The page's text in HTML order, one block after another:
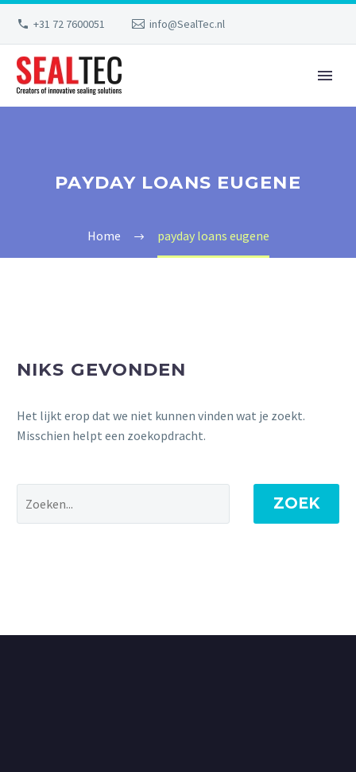
+31 72 7600051 info@SealTec.nl
PAYDAY LOANS EUGENE
Home payday loans eugene
NIKS GEVONDEN
Het lijkt erop dat we niet kunnen vinden wat je zoekt.
Misschien helpt een zoekopdracht.
ZOEK